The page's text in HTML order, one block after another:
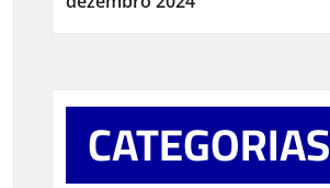
CATEGORIAS